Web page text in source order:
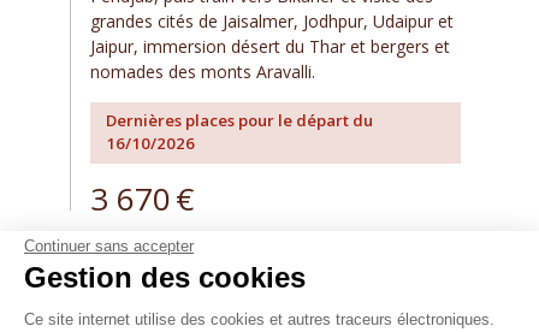
grandes cités de Jaisalmer, Jodhpur, Udaipur et
Jaipur, immersion désert du Thar et bergers et
nomades des monts Aravalli.
Dernières places pour le départ du
16/10/2026
3 670€
Continuer sans accepter
Gestion des cookies
Ce site internet utilise des cookies et autres traceurs électroniques.